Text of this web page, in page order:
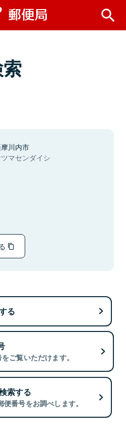
川内市
マセンダイシ
る
ご覧いただけます。
索する
番号をお調べします。